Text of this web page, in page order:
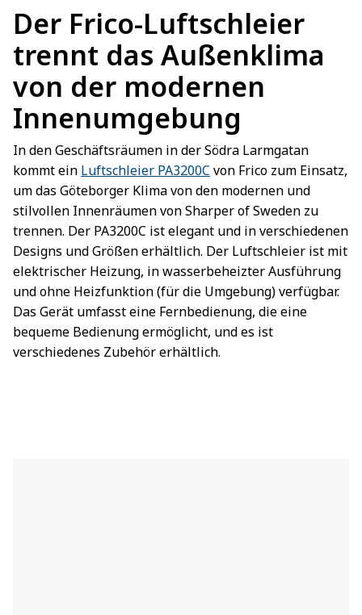
Der Frico-Luftschleier
trennt das Außenklima
von der modernen
Innenumgebung
In den Geschäftsräumen in der Södra Larmgatan
kommt ein Luftschleier PA3200C von Frico zum Einsatz,
um das Göteborger Klima von den modernen und
stilvollen Innenräumen von Sharper of Sweden zu
trennen. Der PA3200C ist elegant und in verschiedenen
Designs und Größen erhältlich. Der Luftschleier ist mit
elektrischer Heizung, in wasserbeheizter Ausführung
und ohne Heizfunktion (für die Umgebung) verfügbar.
Das Gerät umfasst eine Fernbedienung, die eine
bequeme Bedienung ermöglicht, und es ist
verschiedenes Zubehör erhältlich.